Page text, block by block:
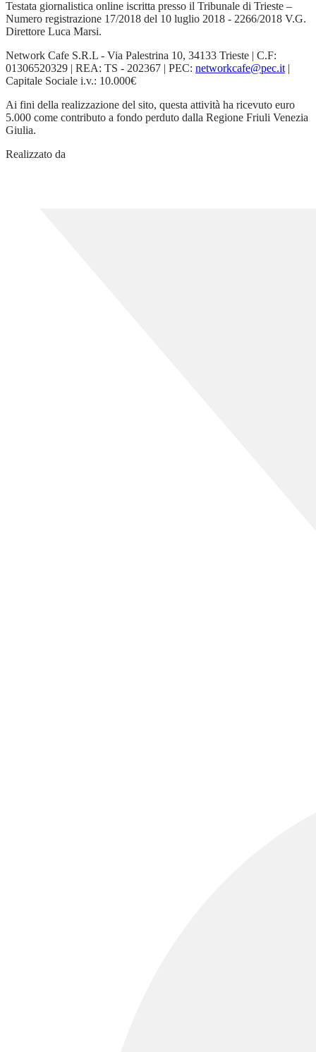
Testata giornalistica online iscritta presso il Tribunale di Trieste –
Numero registrazione 17/2018 del 10 luglio 2018 - 2266/2018 V.G.
Direttore Luca Marsi.
Network Cafe S.R.L - Via Palestrina 10, 34133 Trieste | C.F:
01306520329 | REA: TS - 202367 | PEC: networkcafe@pec.it |
Capitale Sociale i.v.: 10.000€
Ai fini della realizzazione del sito, questa attività ha ricevuto euro
5.000 come contributo a fondo perduto dalla Regione Friuli Venezia
Giulia.
Realizzato da